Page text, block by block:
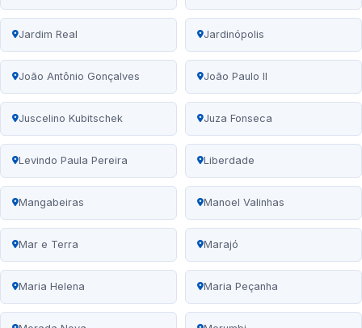
Jardim Real Jardinópolis
João Antônio Gonçalves João Paulo II
Juscelino Kubitschek Juza Fonseca
Levindo Paula Pereira Liberdade
Mangabeiras Manoel Valinhas
Mar e Terra Marajó
Maria Helena Maria Peçanha